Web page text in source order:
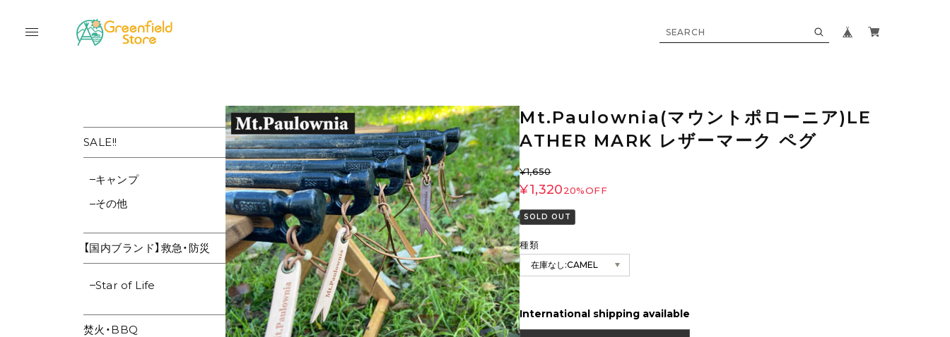
SALE!!
キャンプ
その他
【国内ブランド】救急・防災
Star of Life
焚火・BBQ
Mt.Paulownia(マウントポローニア)LE
ATHER MARK レザーマーク ペグ
¥1,650
¥1,32020%OFF
SOLD OUT
種類
International shipping available